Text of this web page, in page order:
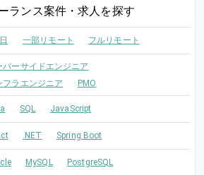
ランス案件・求人を探す
一部リモート フルリモート
バーサイドエンジニア
フラエンジニア
PMO
SQL JavaScript
.NET Spring Boot
MySQL PostgreSQL